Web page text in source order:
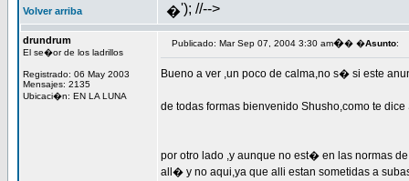
Volver arriba �'); //-->
drundrum
El se�or de los ladrillos
Registrado: 06 May 2003
Mensajes: 2135
Ubicaci�n: EN LA LUNA
Publicado: Mar Sep 07, 2004 3:30 am�� �Asunto:
Bueno a ver ,un poco de calma,no s� si este
de todas formas bienvenido Shusho,como te
por otro lado ,y aunque no est� en las normas
all� y no aqui,ya que alli estan sometidas a